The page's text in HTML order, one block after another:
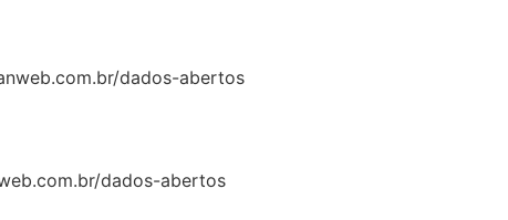
dados-abertos
dados-abertos